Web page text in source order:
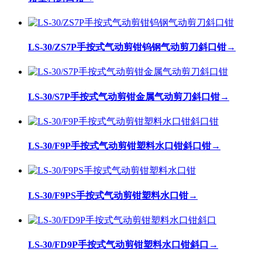
LS-30/ZS7P手按式气动剪钳钨钢气动剪刀斜口钳→
LS-30/S7P手按式气动剪钳金属气动剪刀斜口钳→
LS-30/F9P手按式气动剪钳塑料水口钳斜口钳→
LS-30/F9PS手按式气动剪钳塑料水口钳→
LS-30/FD9P手按式气动剪钳塑料水口钳斜口 →